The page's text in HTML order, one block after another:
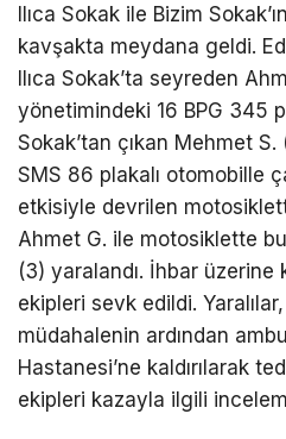
Ilıca Sokak ile Bizim
kavşakta meydana geldi.
Ilıca Sokak’ta seyreden
yönetimindeki 16 BPG 345
Sokak’tan çıkan Mehmet
SMS 86 plakalı otomobille
etkisiyle devrilen
Ahmet G. ile motosiklette
(3) yaralandı. İhbar üzerine
ekipleri sevk edildi.
müdahalenin ardından
Hastanesi’ne kaldırılarak
ekipleri kazayla ilgili